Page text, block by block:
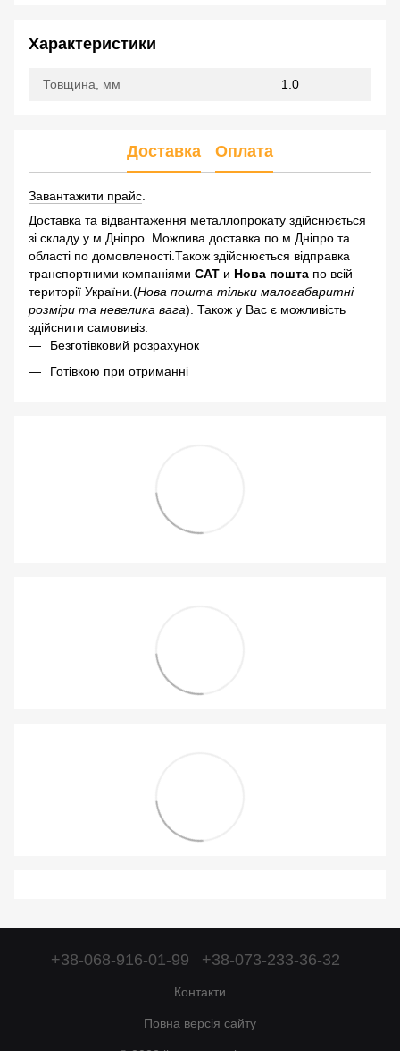
Характеристики
Товщина, мм 1.0
Доставка Оплата
Завантажити прайс
Доставка та відвантаження металлопрокату здійснюється
зі складу у м.Дніпро. Можлива доставка по м.Дніпро та
області по домовленості.Також здійснюється відправка
транспортними компаніями САТ и Нова пошта по всій
території України.(Нова пошта тільки малогабаритні
розміри та невелика вага). Також у Вас є можливість
здійснити самовивіз.
Безготівковий розрахунок
Готівкою при отриманні
+38-068-916-01-99 +38-073-233-36-32
Контакти
Повна версія сайту